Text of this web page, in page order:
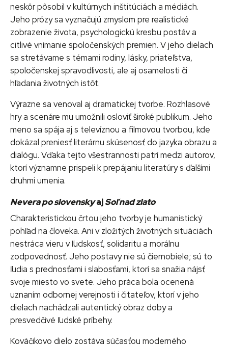
neskôr pôsobil v kultúrnych inštitúciách a médiách.
Jeho prózy sa vyznačujú zmyslom pre realistické
zobrazenie života, psychologickú kresbu postáv a
citlivé vnímanie spoločenských premien. V jeho dielach
sa stretávame s témami rodiny, lásky, priateľstva,
spoločenskej spravodlivosti, ale aj osamelosti či
hľadania životných istôt.
Výrazne sa venoval aj dramatickej tvorbe. Rozhlasové
hry a scenáre mu umožnili osloviť široké publikum. Jeho
meno sa spája aj s televíznou a filmovou tvorbou, kde
dokázal preniesť literárnu skúsenosť do jazyka obrazu a
dialógu. Vďaka tejto všestrannosti patrí medzi autorov,
ktorí významne prispeli k prepájaniu literatúry s ďalšími
druhmi umenia.
Nevera po slovenskyajSoľ nad zlato
Charakteristickou črtou jeho tvorby je humanistický
pohľad na človeka. Ani v zložitých životných situáciách
nestráca vieru v ľudskosť, solidaritu a morálnu
zodpovednosť. Jeho postavy nie sú čiernobiele; sú to
ľudia s prednosťami i slabosťami, ktorí sa snažia nájsť
svoje miesto vo svete. Jeho práca bola ocenená
uznaním odbornej verejnosti i čitateľov, ktorí v jeho
dielach nachádzali autentický obraz doby a
presvedčivé ľudské príbehy.
Kováčikovo dielo zostáva súčasťou moderného